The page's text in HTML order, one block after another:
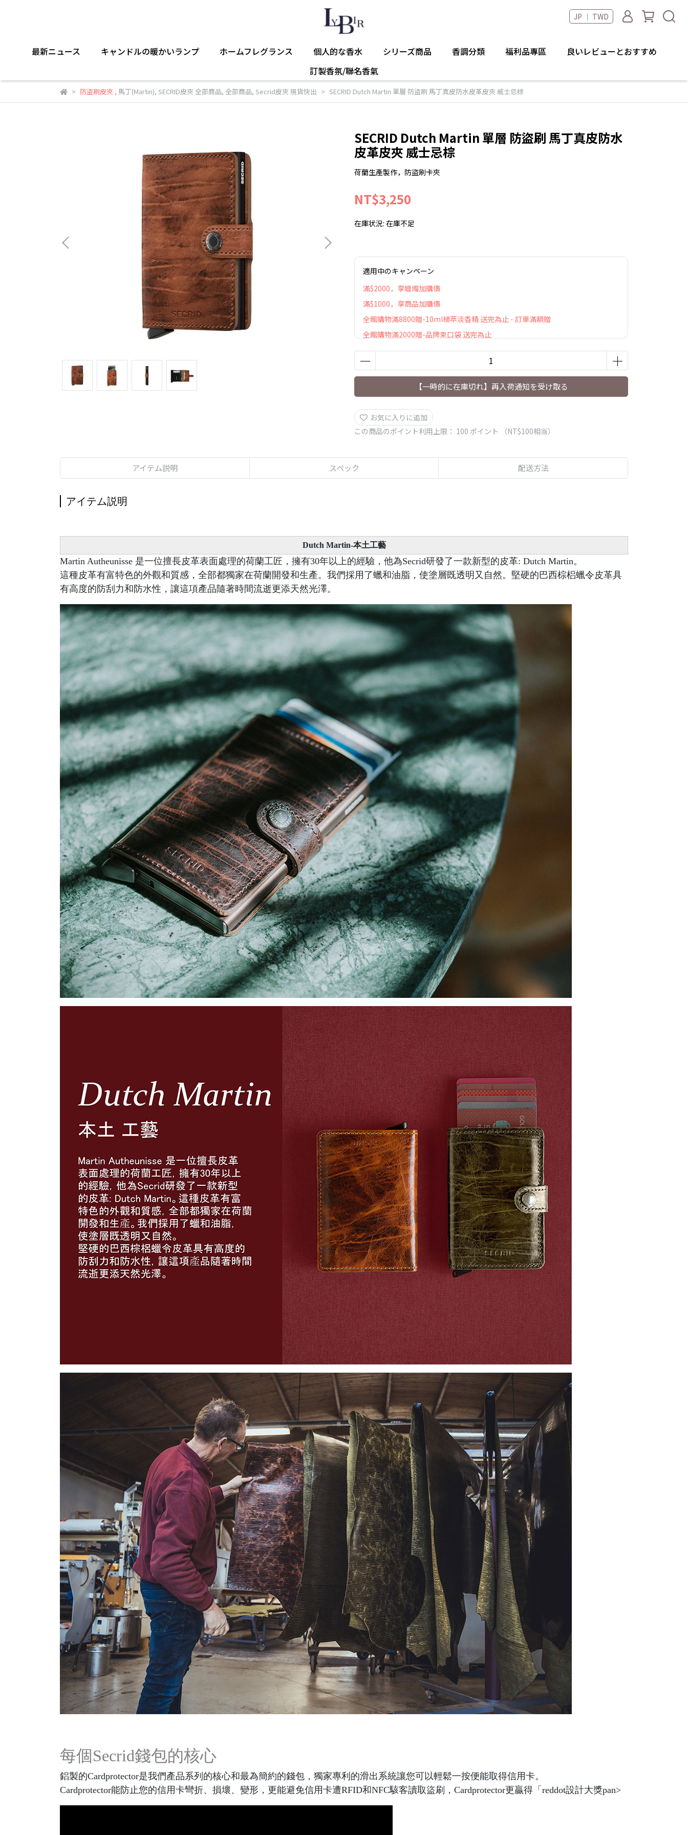
JP ｜ TWD
最新ニュース キャンドルの暖かいランプ ホームフレグランス 個人的な香水 シリーズ商品 香調分類 福利品專區
良いレビューとおすすめ
訂製香氛/聯名香氣
防盜刷皮夾, 馬丁(Martin), SECRID皮夾 全部商品, 全部商品, Secrid皮夾 現貨快出 SECRID Dutch Martin 單層 防盜刷 馬丁真皮防水皮革皮夾 威士忌棕
SECRID Dutch Martin 單層 防盜刷 馬丁真皮防水
皮革皮夾 威士忌棕
荷蘭生產製作，防盜刷卡夾
NT$3,250
在庫状況: 在庫不足
適用中のキャンペーン
滿$2000，享蠟燭加購價
滿$1000，享商品加購價
全館購物滿8800贈-10ml植萃淡香精 送完為止 - 訂單滿額贈
全館購物滿2000贈-品牌束口袋 送完為止
【一時的に在庫切れ】再入荷通知を受け取る
お気に入りに追加
この商品のポイント利用上限： 100 ポイント （NT$100相当）
アイテム説明 スペック 配送方法
アイテム説明
Dutch Martin-本土工藝
Martin Autheunisse 是一位擅長皮革表面處理的荷蘭工匠，擁有30年以上的經驗，他為Secrid研發了一款新型的皮革: Dutch Martin。
這種皮革有富特色的外觀和質感，全部都獨家在荷蘭開發和生產。我們採用了蠟和油脂，使塗層既透明又自然。堅硬的巴西棕梠蠟令皮革具
有高度的防刮力和防水性，讓這項產品隨著時間流逝更添天然光澤。
每個Secrid錢包的核心
鋁製的Cardprotector是我們產品系列的核心和最為簡約的錢包，獨家專利的滑出系統讓您可以輕鬆一按便能取得信用卡。
Cardprotector能防止您的信用卡彎折、損壞、變形，更能避免信用卡遭RFID和NFC駭客讀取盜刷，Cardprotector更贏得「reddot設計大獎pan>